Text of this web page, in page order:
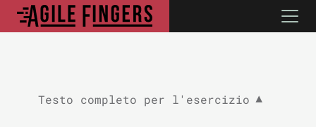
Testo completo per l'esercizio ▼